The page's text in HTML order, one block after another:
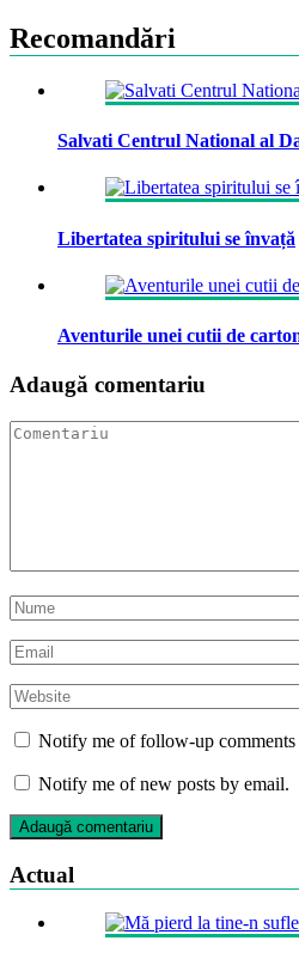
Recomandări
Salvati Centrul National al
Libertatea spiritului se învață
Aventurile unei cutii de
Adaugă comentariu
Notify me of follow-up comments
Notify me of new posts by email.
Actual